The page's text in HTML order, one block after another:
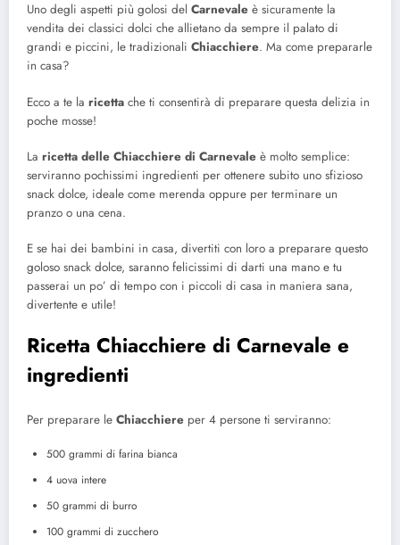
Uno degli aspetti più golosi del Carnevale è sicuramente la
vendita dei classici dolci che allietano da sempre il palato di
grandi e piccini, le tradizionali Chiacchiere. Ma come prepararle
in casa?
Ecco a te la ricetta che ti consentirà di preparare questa delizia in
poche mosse!
La ricetta delle Chiacchiere di Carnevale è molto semplice:
serviranno pochissimi ingredienti per ottenere subito uno sfizioso
snack dolce, ideale come merenda oppure per terminare un
pranzo o una cena.
E se hai dei bambini in casa, divertiti con loro a preparare questo
goloso snack dolce, saranno felicissimi di darti una mano e tu
passerai un po’ di tempo con i piccoli di casa in maniera sana,
divertente e utile!
Ricetta Chiacchiere di Carnevale e
ingredienti
Per preparare le Chiacchiere per 4 persone ti serviranno:
500 grammi di farina bianca
4 uova intere
50 grammi di burro
100 grammi di zucchero